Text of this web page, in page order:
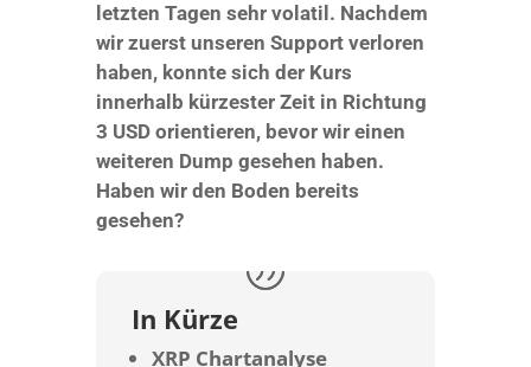
letzten Tagen sehr volatil. Nachdem
wir zuerst unseren Support verloren
haben, konnte sich der Kurs
innerhalb kürzester Zeit in Richtung
3 USD orientieren, bevor wir einen
weiteren Dump gesehen haben.
Haben wir den Boden bereits
gesehen?
In Kürze
XRP Chartanalyse